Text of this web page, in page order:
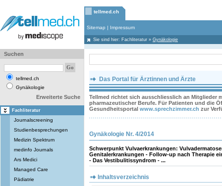
tellmed.ch
Sitemap | Impressum
Sie sind hier: Fachliteratur » Gynäkologie
Suchen
tellmed.ch
Gynäkologie
Erweiterte Suche
Fachliteratur
Journalscreening
Studienbesprechungen
Medizin Spektrum
medinfo Journals
Ars Medici
Managed Care
Pädiatrie
Das Portal für Ärztinnen und Ärzte
Tellmed richtet sich ausschliesslich an Mitglieder
pharmazeutischer Berufe. Für Patienten und die
Gesundheitsportal www.sprechzimmer.ch zur
Gynäkologie Nr. 4/2014
Schwerpunkt Vulvaerkrankungen:
Genitalerkrankungen - Follow-up nach Therapie
- Das Vestibulitissyndrom - ...
Inhaltsverzeichnis